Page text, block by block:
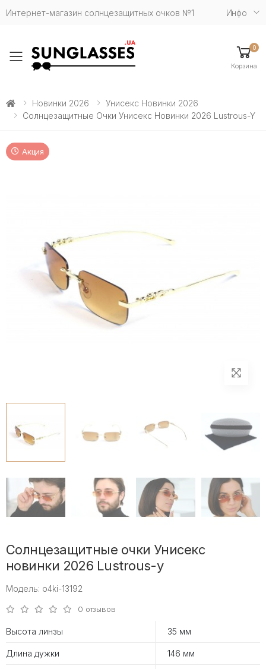
Интернет-магазин солнцезащитных очков №1 Инфо
Toggle mobile menu
0
Корзина
Новинки 2026
Унисекс Новинки 2026
Солнцезащитные Очки Унисекс Новинки 2026 Lustrous-Y
Акция
Солнцезащитные очки Унисекс
новинки 2026 Lustrous-y
Модель: o4ki-13192
0 отзывов
Высота линзы 35 мм
Длина дужки 146 мм